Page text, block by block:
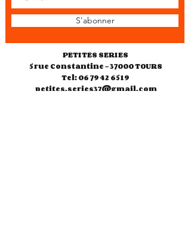
S'abonner
PETITES SERIES
5 rue Constantine - 37000 TOURS
Tel: 06 79 42 65 19
petites.series37@gmail.com